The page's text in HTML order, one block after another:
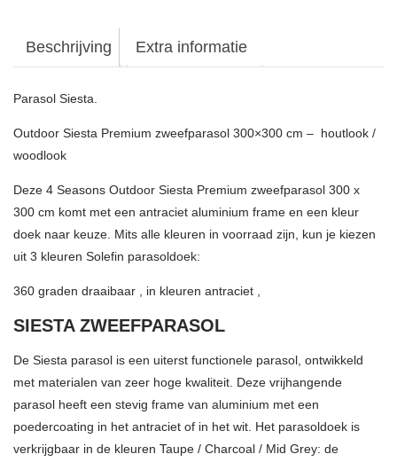
Beschrijving Extra informatie
Parasol Siesta.
Outdoor Siesta Premium zweefparasol 300×300 cm – houtlook /
woodlook
Deze 4 Seasons Outdoor Siesta Premium zweefparasol 300 x
300 cm komt met een antraciet aluminium frame en een kleur
doek naar keuze. Mits alle kleuren in voorraad zijn, kun je kiezen
uit 3 kleuren Solefin parasoldoek:
360 graden draaibaar , in kleuren antraciet ,
SIESTA ZWEEFPARASOL
De Siesta parasol is een uiterst functionele parasol, ontwikkeld
met materialen van zeer hoge kwaliteit. Deze vrijhangende
parasol heeft een stevig frame van aluminium met een
poedercoating in het antraciet of in het wit. Het parasoldoek is
verkrijgbaar in de kleuren Taupe / Charcoal / Mid Grey: de